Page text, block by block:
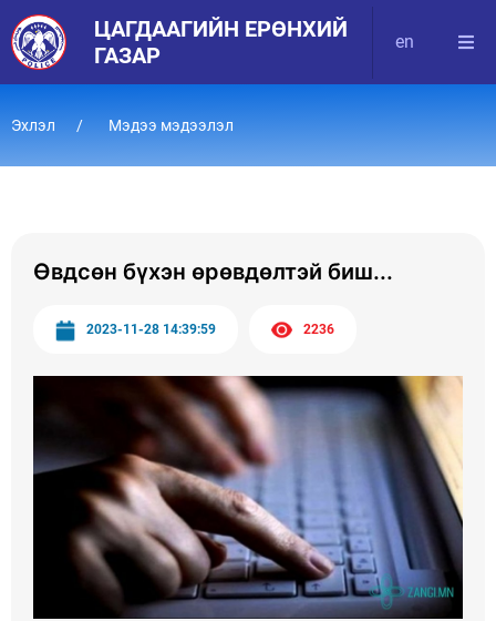
ЦАГДААГИЙН ЕРӨНХИЙ
ГАЗАР
en
Эхлэл Мэдээ мэдээлэл
Өвдсөн бүхэн өрөвдөлтэй биш...
2023-11-28 14:39:59 2236